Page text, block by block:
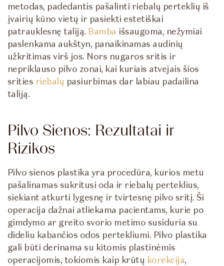
metodas, padedantis pašalinti riebalų perteklių iš
įvairių kūno vietų ir pasiekti estetiškai
patrauklesnę taliją. Bamba išsaugoma, nežymiai
paslenkama aukštyn, panaikinamas audinių
užkritimas virš jos. Nors nugaros sritis ir
nepriklauso pilvo zonai, kai kuriais atvejais šios
srities riebalų pasiurbimas dar labiau padailina
taliją.
Pilvo Sienos: Rezultatai ir
Rizikos
Pilvo sienos plastika yra procedūra, kurios metu
pašalinamas sukritusi oda ir riebalų perteklius,
siekiant atkurti lygesnę ir tvirtesnę pilvo sritį. Ši
operacija dažnai atliekama pacientams, kurie po
gimdymo ar greito svorio metimo susiduria su
dideliu kabančios odos pertekliumi. Pilvo plastika
gali būti derinama su kitomis plastinėmis
operacijomis, tokiomis kaip krūtų korekcija,